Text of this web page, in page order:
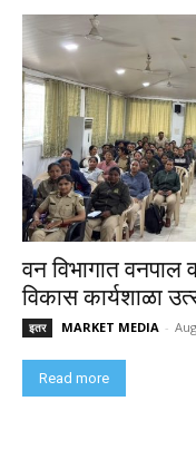
वन विभागात वनपाल
विकास कार्यशाळा
इतर MARKET MEDIA -
Read more